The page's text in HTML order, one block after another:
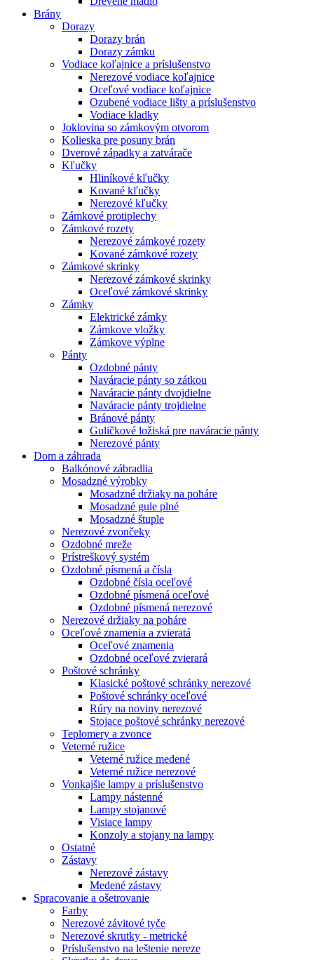
Brány
Dorazy
Dorazy brán
Dorazy zámku
Vodiace koľajnice a príslušenstvo
Nerezové vodiace koľajnice
Oceľové vodiace koľajnice
Ozubené vodiace lišty a príslušenstvo
Vodiace kladky
Joklovina so zámkovým otvorom
Kolieska pre posuny brán
Dverové západky a zatvárače
Kľučky
Hliníkové kľučky
Kované kľučky
Nerezové kľučky
Zámkové protiplechy
Zámkové rozety
Nerezové zámkové rozety
Kované zámkové rozety
Zámkové skrinky
Nerezové zámkové skrinky
Oceľové zámkové skrinky
Zámky
Elektrické zámky
Zámkove vložky
Zámkove výplne
Pánty
Ozdobné pánty
Naváracie pánty so zátkou
Naváracie pánty dvojdielne
Naváracie pánty trojdielne
Bránové pánty
Guličkové ložiská pre naváracie pánty
Nerezové pánty
Dom a záhrada
Balkónové zábradlia
Mosadzné výrobky
Mosadzné držiaky na poháre
Mosadzné gule plné
Mosadzné štuple
Nerezové zvončeky
Ozdobné mreže
Prístreškový systém
Ozdobné písmená a čísla
Ozdobné čísla oceľové
Ozdobné písmená oceľové
Ozdobné písmená nerezové
Nerezové držiaky na poháre
Oceľové znamenia a zvieratá
Oceľové znamenia
Ozdobné oceľové zvierará
Poštové schránky
Klasické poštové schránky nerezové
Poštové schránky oceľové
Rúry na noviny nerezové
Stojace poštové schránky nerezové
Teplomery a zvonce
Veterné ružice
Veterné ružice medené
Veterné ružice nerezové
Vonkajšie lampy a príslušenstvo
Lampy nástenné
Lampy stojanové
Visiace lampy
Konzoly a stojany na lampy
Ostatné
Zástavy
Nerezové zástavy
Medené zástavy
Spracovanie a ošetrovanie
Farby
Nerezové závitové tyče
Nerezové skrutky - metrické
Príslušenstvo na leštenie nereze